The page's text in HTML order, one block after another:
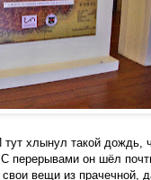
хлынул такой дождь,
перерывами он шёл
вещи из прачечной,